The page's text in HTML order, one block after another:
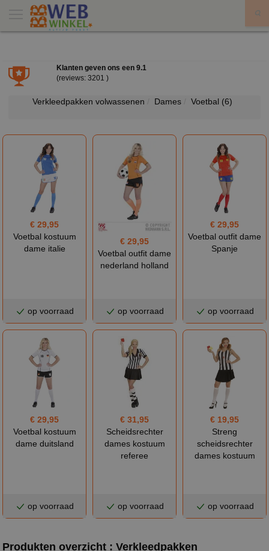
Klanten geven ons een 9.1
(reviews: 3201 )
Verkleedpakken volwassenen Dames Voetbal (6)
€ 29,95
Voetbal kostuum
dame italie
op voorraad
€ 29,95
Voetbal outfit dame
nederland holland
op voorraad
€ 29,95
Voetbal outfit dame
Spanje
op voorraad
€ 29,95
Voetbal kostuum
dame duitsland
op voorraad
€ 31,95
Scheidsrechter
dames kostuum
referee
op voorraad
€ 19,95
Streng
scheidsrechter
dames kostuum
op voorraad
Produkten overzicht : Verkleedpakken